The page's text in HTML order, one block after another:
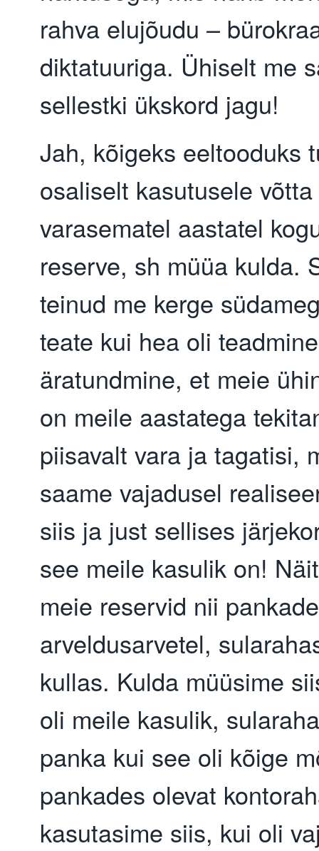
rahva elujõudu –
diktatuuriga. Ühiselt me
sellestki ükskord jagu!
Jah, kõigeks eeltooduks
osaliselt kasutusele
varasematel aastatel
reserve, sh müüa kulda.
teinud me kerge
teate kui hea oli
äratundmine, et meie
on meile aastatega
piisavalt vara ja tagatisi,
saame vajadusel
siis ja just sellises
see meile kasulik on!
meie reservid nii pankade
arveldusarvetel,
kullas. Kulda müüsime
oli meile kasulik,
panka kui see oli kõige
pankades olevat
kasutasime siis, kui oli